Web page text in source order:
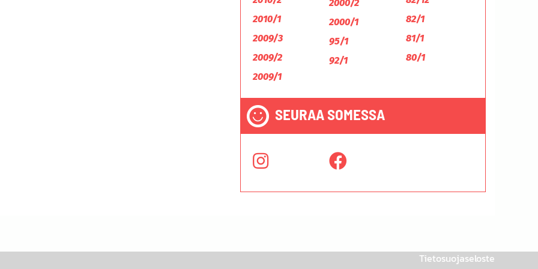
2010/1
2009/3
2009/2
2009/1
2000/2
2000/1
95/1
92/1
82/1
81/1
80/1
SEURAA SOMESSA
Tietosuojaseloste